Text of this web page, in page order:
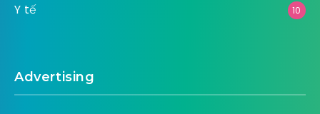
Y tế 10
Advertising